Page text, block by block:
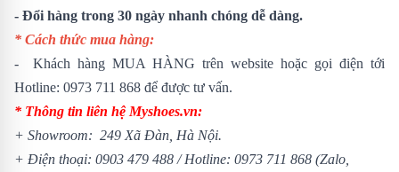
- Đổi hàng trong 30 ngày nhanh chóng dễ dàng.
* Cách thức mua hàng:
- Khách hàng MUA HÀNG trên website hoặc gọi điện tới
Hotline: 0973 711 868 để được tư vấn.
* Thông tin liên hệ Myshoes.vn:
+ Showroom: 249 Xã Đàn, Hà Nội.
+ Điện thoại: 0903 479 488 /Hotline: 0973 711 868 (Zalo,